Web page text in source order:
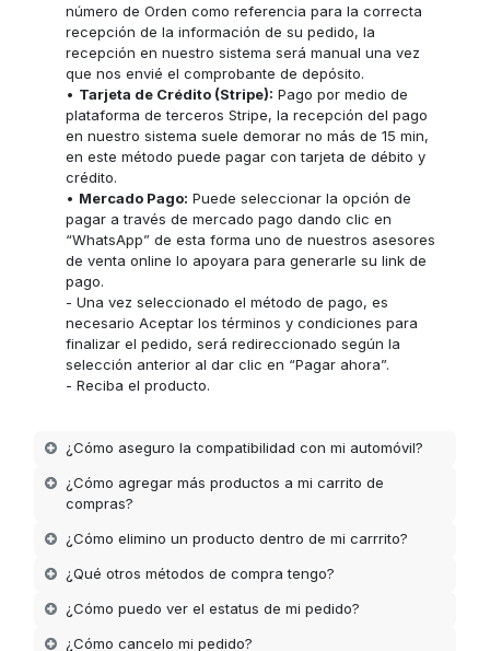
número de Orden como referencia para la correcta
recepción de la información de su pedido, la
recepción en nuestro sistema será manual una vez
que nos envié el comprobante de depósito.
• Tarjeta de Crédito (Stripe): Pago por medio de
plataforma de terceros Stripe, la recepción del pago
en nuestro sistema suele demorar no más de 15 min,
en este método puede pagar con tarjeta de débito y
crédito.
• Mercado Pago: Puede seleccionar la opción de
pagar a través de mercado pago dando clic en
“WhatsApp” de esta forma uno de nuestros asesores
de venta online lo apoyara para generarle su link de
pago.
- Una vez seleccionado el método de pago, es
necesario Aceptar los términos y condiciones para
finalizar el pedido, será redireccionado según la
selección anterior al dar clic en “Pagar ahora”.
- Reciba el producto.
¿Cómo aseguro la compatibilidad con mi automóvil?
¿Cómo agregar más productos a mi carrito de
compras?
¿Cómo elimino un producto dentro de mi carrrito?
¿Qué otros métodos de compra tengo?
¿Cómo puedo ver el estatus de mi pedido?
¿Cómo cancelo mi pedido?